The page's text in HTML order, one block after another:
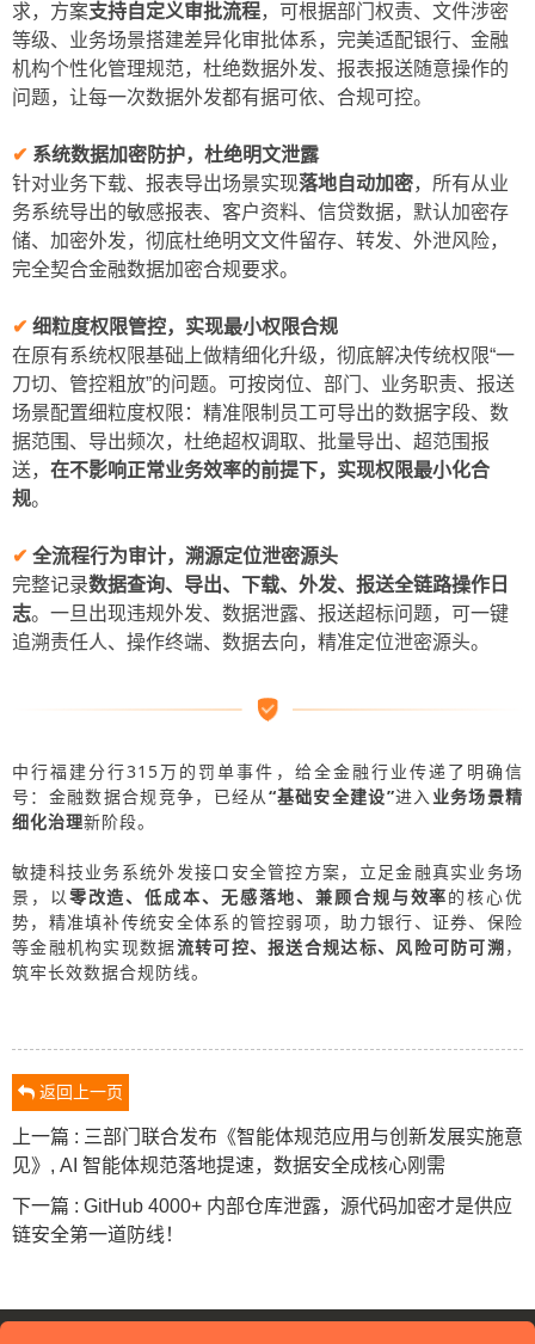
求，方案支持自定义审批流程，可根据部门权责、文件涉密
等级、业务场景搭建差异化审批体系，完美适配银行、金融
机构个性化管理规范，杜绝数据外发、报表报送随意操作的
问题，让每一次数据外发都有据可依、合规可控。
✔ 系统数据加密防护，杜绝明文泄露
针对业务下载、报表导出场景实现落地自动加密，所有从业
务系统导出的敏感报表、客户资料、信贷数据，默认加密存
储、加密外发，彻底杜绝明文文件留存、转发、外泄风险，
完全契合金融数据加密合规要求。
✔ 细粒度权限管控，实现最小权限合规
在原有系统权限基础上做精细化升级，彻底解决传统权限“一
刀切、管控粗放”的问题。可按岗位、部门、业务职责、报送
场景配置细粒度权限：精准限制员工可导出的数据字段、数
据范围、导出频次，杜绝超权调取、批量导出、超范围报
送， 在不影响正常业务效率的前提下，实现权限最小化合
规。
✔ 全流程行为审计，溯源定位泄密源头
完整记录数据查询、导出、下载、外发、报送全链路操作日
志。一旦出现违规外发、数据泄露、报送超标问题，可一键
追溯责任人、操作终端、数据去向，精准定位泄密源头。
中行福建分行315万的罚单事件，给全金融行业传递了明确信
号：金融数据合规竞争，已经从“基础安全建设”进入 业务场景精
细化治理新阶段。
敏捷科技业务系统外发接口安全管控方案，立足金融真实业务场
景，以零改造、低成本、无感落地、兼顾合规与效率的核心优
势，精准填补传统安全体系的管控弱项，助力银行、证券、保险
等金融机构实现数据流转可控、报送合规达标、风险可防可溯，
筑牢长效数据合规防线。
返回上一页
上一篇 : 三部门联合发布《智能体规范应用与创新发展实施意
见》, AI 智能体规范落地提速，数据安全成核心刚需
下一篇 : GitHub 4000+ 内部仓库泄露，源代码加密才是供应
链安全第一道防线！